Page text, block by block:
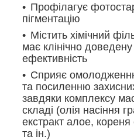
Профілагує
пігментацію
Містить хімічний
має клінічно
ефективність
Сприяє
та посиленню
завдяки комплексу
складі (олія насіння
екстракт алое,
та ін.)